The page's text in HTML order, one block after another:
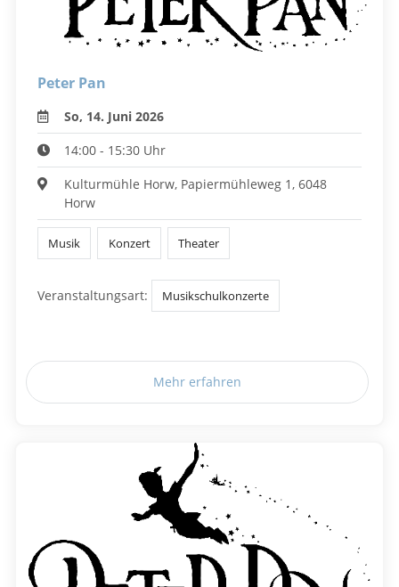
Peter Pan
So, 14. Juni 2026
14:00 - 15:30 Uhr
Kulturmühle Horw, Papiermühleweg 1, 6048
Horw
Musik Konzert Theater
Veranstaltungsart: Musikschulkonzerte
Mehr erfahren